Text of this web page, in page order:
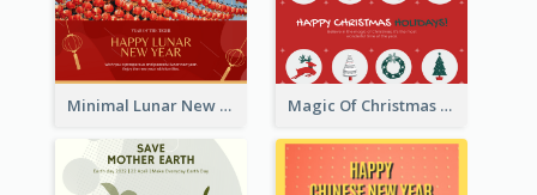
Minimal Lunar New Year Celebration Greeting Card Magic Of Christmas Holidays Greeting Card